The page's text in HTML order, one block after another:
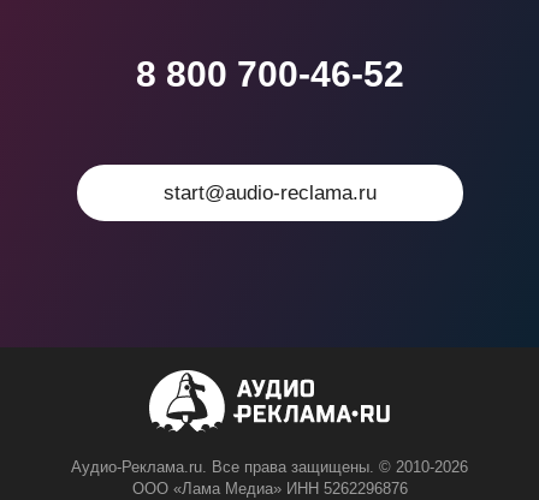
8 800 700-46-52
start@audio-reclama.ru
Аудио-Реклама.ru. Все права защищены. © 2010-2026
ООО «Лама Медиа» ИНН 5262296876